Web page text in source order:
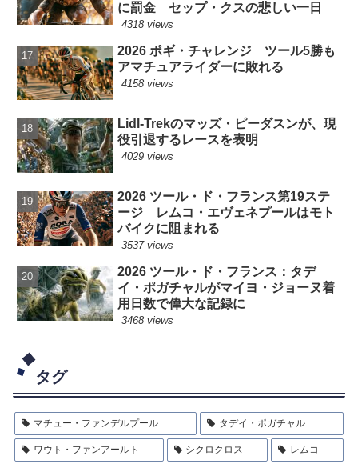
に罰金 セップ・クスの悲しい一日
4318 views
2026 ポギ・チャレンジ ツール5勝も
アマチュアライダーに敗れる
4158 views
Lidl-Trekのマッズ・ピーダスンが、現
役引退するレースを表明
4029 views
2026 ツール・ド・フランス第19ステ
ージ レムコ・エヴェネプールはモト
バイクに阻まれる
3537 views
2026 ツール・ド・フランス：タデ
イ・ポガチャルがマイヨ・ジョーヌ着
用日数で偉大な記録に
3468 views
タグ
マチュー・ファンデルプール タデイ・ポガチャル
ワウト・ファンアールト シクロクロス レムコ